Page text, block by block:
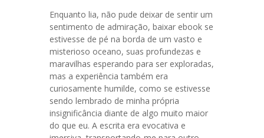
Enquanto lia, não pude deixar de sentir um
sentimento de admiração, baixar ebook se
estivesse de pé na borda de um vasto e
misterioso oceano, suas profundezas e
maravilhas esperando para ser exploradas,
mas a experiência também era
curiosamente humilde, como se estivesse
sendo lembrado de minha própria
insignificância diante de algo muito maior
do que eu. A escrita era evocativa e